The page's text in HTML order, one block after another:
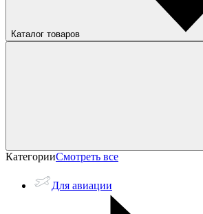
Каталог товаров
КатегорииСмотреть все
Для авиации